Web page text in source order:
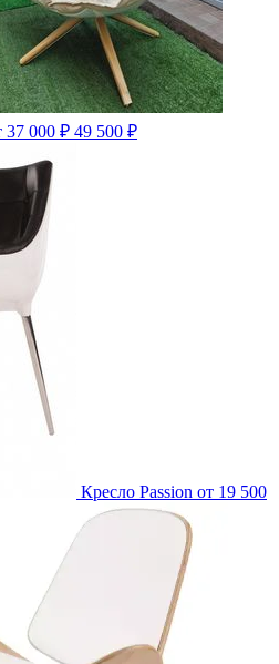
37 000 ₽ 49 500 ₽
Кресло Passion от 19 500